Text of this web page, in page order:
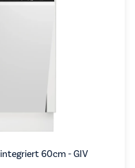
60cm - GIV